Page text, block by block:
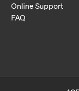
Online Support
FAQ